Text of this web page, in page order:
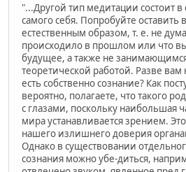
"...Другой тип медитации состоит
самого себя. Попробуйте
естественным образом, т. е. не
происходило в прошлом или что
будущее, а также не
теоретической работой. Разве вам
есть собственно сознание? Как
вероятно, полагаете, что такого
с глазами, поскольку наибольшая
мира устанавливается зрением.
нашего излишнего доверия
Однако в существовании
сознания можно убе-диться,